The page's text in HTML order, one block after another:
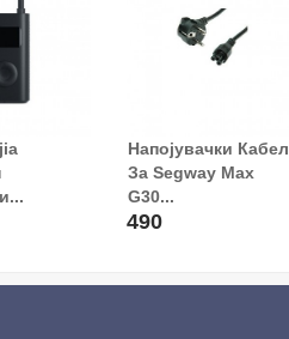
Напојувачки Кабел
За Segway Max
G30...
490